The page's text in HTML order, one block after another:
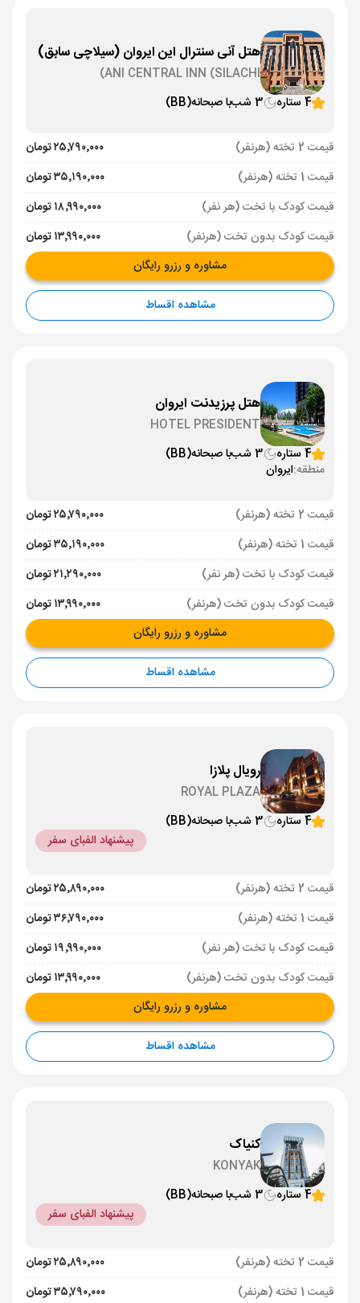
هتل آنی سنترال این ایروان (سیلاچی سابق)
ANI CENTRAL INN (SILACHI)
4 ستاره
3 شب با صبحانه(BB)
قیمت 2 تخته (هرنفر)
۲۵٬۷۹۰٬۰۰۰ تومان
قیمت 1 تخته (هرنفر)
۳۵٬۱۹۰٬۰۰۰ تومان
قیمت کودک با تخت (هر نفر)
۱۸٬۹۹۰٬۰۰۰ تومان
قیمت کودک بدون تخت (هرنفر)
۱۳٬۹۹۰٬۰۰۰ تومان
مشاوره و رزرو رایگان
مشاهده اقساط
هتل پرزیدنت ایروان
HOTEL PRESIDENT
4 ستاره
3 شب با صبحانه(BB)
منطقه:ایروان
قیمت 2 تخته (هرنفر)
۲۵٬۷۹۰٬۰۰۰ تومان
قیمت 1 تخته (هرنفر)
۳۵٬۱۹۰٬۰۰۰ تومان
قیمت کودک با تخت (هر نفر)
۲۱٬۲۹۰٬۰۰۰ تومان
قیمت کودک بدون تخت (هرنفر)
۱۳٬۹۹۰٬۰۰۰ تومان
مشاوره و رزرو رایگان
مشاهده اقساط
رویال پلازا
ROYAL PLAZA
4 ستاره
3 شب با صبحانه(BB)
پیشنهاد الفبای سفر
قیمت 2 تخته (هرنفر)
۲۵٬۸۹۰٬۰۰۰ تومان
قیمت 1 تخته (هرنفر)
۳۶٬۷۹۰٬۰۰۰ تومان
قیمت کودک با تخت (هر نفر)
۱۹٬۹۹۰٬۰۰۰ تومان
قیمت کودک بدون تخت (هرنفر)
۱۳٬۹۹۰٬۰۰۰ تومان
مشاوره و رزرو رایگان
مشاهده اقساط
کنیاک
KONYAK
4 ستاره
3 شب با صبحانه(BB)
پیشنهاد الفبای سفر
قیمت 2 تخته (هرنفر)
۲۵٬۸۹۰٬۰۰۰ تومان
قیمت 1 تخته (هرنفر)
۳۵٬۷۹۰٬۰۰۰ تومان